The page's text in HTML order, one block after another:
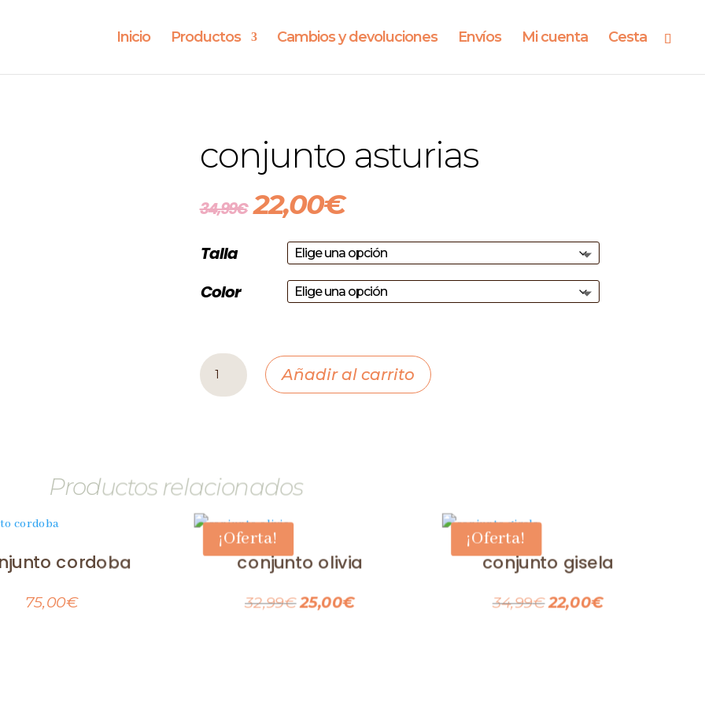
Inicio Productos Cambios y devoluciones Envíos Mi cuenta Cesta
conjunto asturias
34,99€ El
precio
original
era:
34,99€.
22,00€El
precio
actual
es:
22,00€.
Talla
Color
conjunto
asturias
cantidad
Añadir al carrito
Productos relacionados
cordoba
75,00€
¡Oferta!
conjunto olivia
32,99€El
25,00€El
¡Oferta!
conjunto gisela
34,99€El
22,00€El